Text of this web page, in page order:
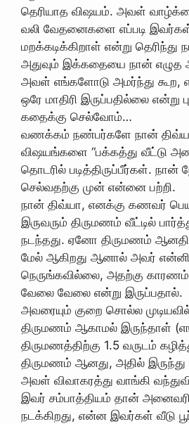
தெரியாத விஷயம். அவள்
வலி வேதனைகளை எப்படி
மறக்கடிக்கிறாள் என்று
அதுவும் இக்கதையை நான் எழுத
அவள் எங்களோடு அமர்ந்து கூற,
ஒரே மாதிரி இருப்பதில்லை என்று
கதைக்கு செல்வோம்…
வணக்கம் நண்பர்களே நான்
விஷயங்களை “பக்கத்து வீட்டு
தொடரில் படித்திருப்பீர்கள். நான்
செல்வதற்கு முன் என்னை பற்றி.
நான் திவ்யா, எனக்கு கணவர்
இருவரும் திருமணம் வீட்டில்
நடந்தது. ஏனோ திருமணம்
மேல் ஆகிறது ஆனால் அவர்
நெருங்கவில்லை, அதற்கு
வேலை வேலை என்று இருப்பதால்.
அவரையும் குறை சொல்ல
திருமணம் ஆகாமல் இருந்தாள்
திருமணத்திற்கு 1.5 வருடம்
திருமணம் ஆனது, அதில் இருந்து
அவள் விவாகரத்து வாங்கி
இவர் சம்பாத்தியம் தான்
நடக்கிறது, என்ன இவர்கள் வீடு